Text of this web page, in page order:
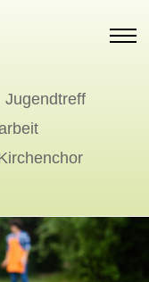
Jugendtreff